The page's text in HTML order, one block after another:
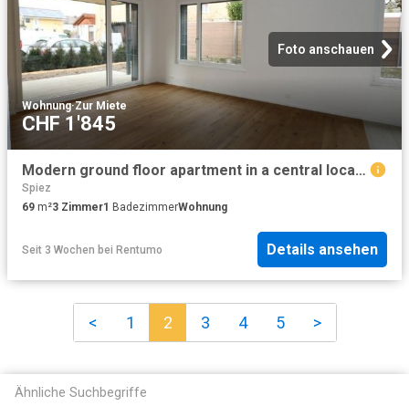
Foto anschauen
Wohnung·Zur Miete
CHF 1'845
Modern ground floor apartment in a central location near the train station
Spiez
69 m²3 Zimmer1 BadezimmerWohnung
Seit 3 Wochen bei Rentumo Details ansehen
< 1 2 3 4 5 >
Ähnliche Suchbegriffe